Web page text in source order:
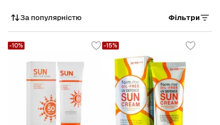
Сортувати
За популярністю Фільтри
-10% -15%